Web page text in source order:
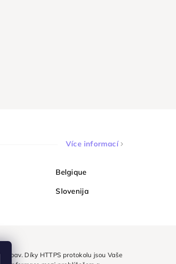
Více informací
Belgique
Slovenija
obav. Díky HTTPS protokolu jsou Vaše